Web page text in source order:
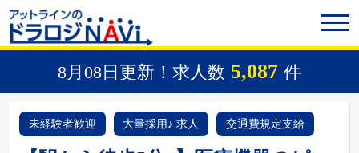
8月08日更新！求人数 5,087 件
未経験者歓迎 大量採用♪ 求人 交通費規定支給